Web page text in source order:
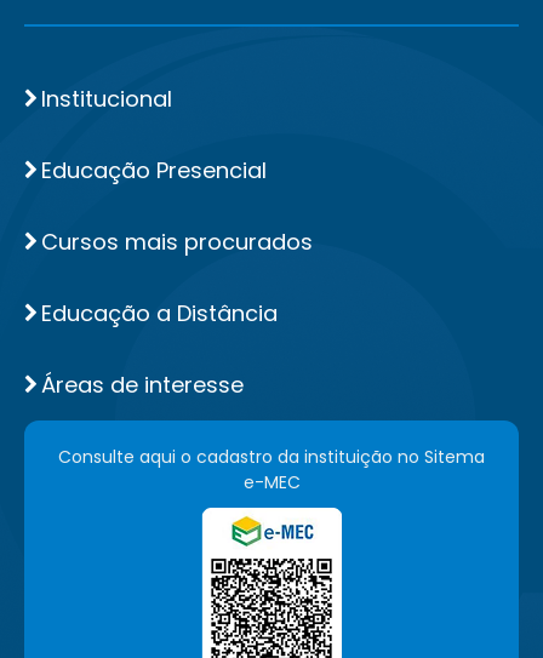
Institucional
Educação Presencial
Cursos mais procurados
Educação a Distância
Áreas de interesse
Consulte aqui o cadastro da instituição no Sitema
e-MEC